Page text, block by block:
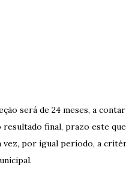
será de 24 meses, a
resultado final, prazo este
por igual período, a